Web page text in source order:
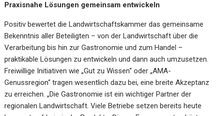
Praxisnahe Lösungen gemeinsam entwickeln
Positiv bewertet die Landwirtschaftskammer das gemeinsame
Bekenntnis aller Beteiligten – von der Landwirtschaft über die
Verarbeitung bis hin zur Gastronomie und zum Handel –
praktikable Lösungen zu entwickeln und dann auch umzusetzen.
Freiwillige Initiativen wie „Gut zu Wissen“ oder „AMA-
Genussregion“ tragen wesentlich dazu bei, eine breite Akzeptanz
zu erreichen. „Die Gastronomie ist ein wichtiger Partner der
regionalen Landwirtschaft. Viele Betriebe setzen bereits heute